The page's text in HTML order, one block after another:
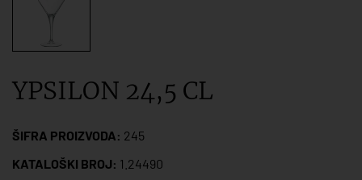
YPSILON 24,5 CL
ŠIFRA PROIZVODA: 245
KATALOŠKI BROJ: 1.24490